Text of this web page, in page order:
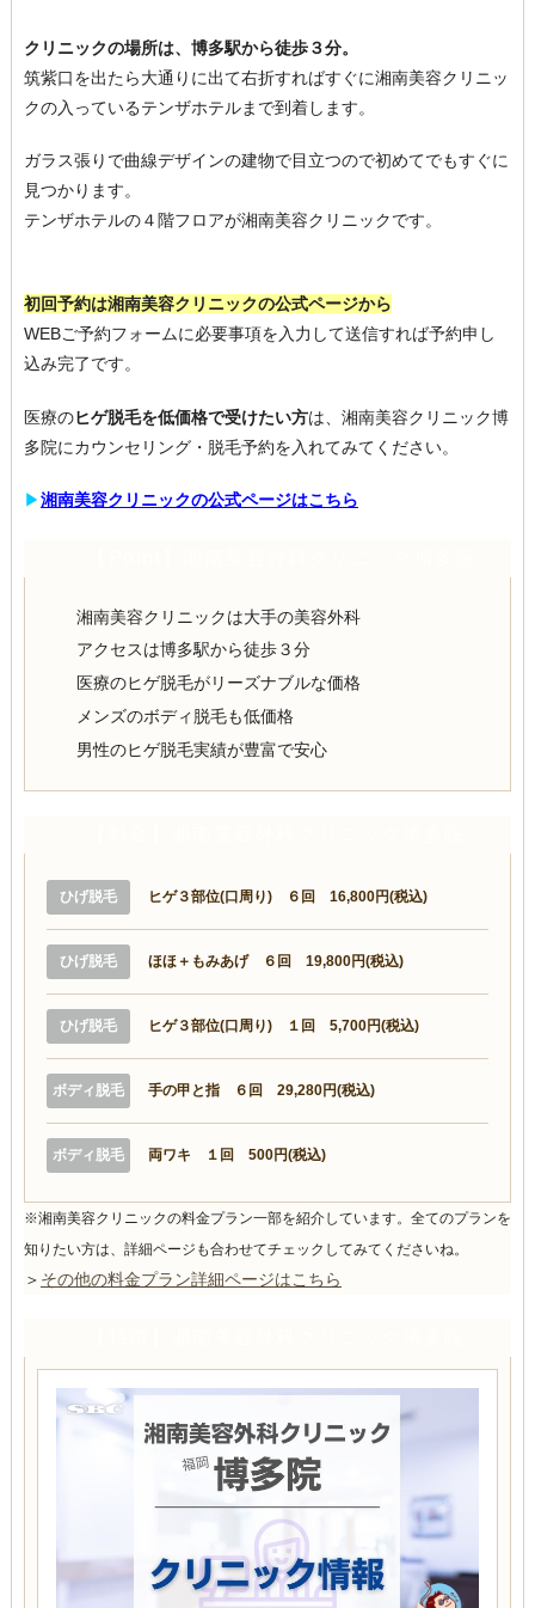
クリニックの場所は、博多駅から徒歩３分。
筑紫口を出たら大通りに出て右折すればすぐに湘南美容クリニッ
クの入っているテンザホテルまで到着します。
ガラス張りで曲線デザインの建物で目立つので初めてでもすぐに
見つかります。
テンザホテルの４階フロアが湘南美容クリニックです。
初回予約は湘南美容クリニックの公式ページから
WEBご予約フォームに必要事項を入力して送信すれば予約申し
込み完了です。
医療のヒゲ脱毛を低価格で受けたい方は、湘南美容クリニック博
多院にカウンセリング・脱毛予約を入れてみてください。
▶︎湘南美容クリニックの公式ページはこちら
湘南美容クリニックは大手の美容外科
アクセスは博多駅から徒歩３分
医療のヒゲ脱毛がリーズナブルな価格
メンズのボディ脱毛も低価格
男性のヒゲ脱毛実績が豊富で安心
ひげ脱毛 ヒゲ３部位(口周り) ６回 16,800円(税込)
ひげ脱毛 ほほ＋もみあげ ６回 19,800円(税込)
ひげ脱毛 ヒゲ３部位(口周り) １回 5,700円(税込)
ボディ脱毛 手の甲と指 ６回 29,280円(税込)
ボディ脱毛 両ワキ １回 500円(税込)
※湘南美容クリニックの料金プラン一部を紹介しています。全てのプランを
知りたい方は、詳細ページも合わせてチェックしてみてくださいね。
＞ その他の料金プラン詳細ページはこちら